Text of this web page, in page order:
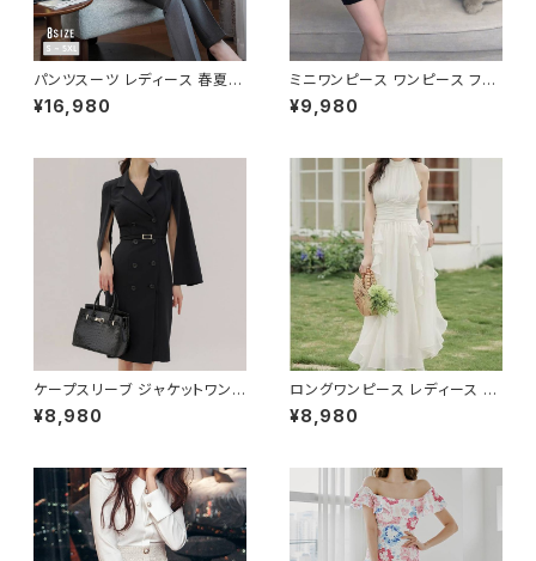
パンツスーツ レディース 春夏
秋冬 春 夏 秋 冬 黒 紺 スーツ
上下セット 2点セット ジャケット
ビジネススーツ ロング パンツス
ーツ ロングパンツ ペプラム ノー
カラースーツ ペプラムジャケット
レディーススーツ 大きいサイズ
オフィス OL オフィスカジュアル
ビジネス 結婚式 パーティー お
呼ばれ ブラック ネイビー グレ
ー S M L XL 2XL 3XL 4XL 5
XL 10代 20代 30代 40代 C-
WAW1079
¥16,980
ミニワンピース ワンピース フェ
ザーデザイン タイトワンピース
チューブトップ レディース 春夏
ワンピドレス OL エレガント フ
ォーマル ブラック ボルドー ホワ
イト 大きいサイズ きれいめ ドレ
スワンピース お呼ばれ 韓国 フ
ァッション オフィスカジュアル 韓
国風 キャバドレス ナイトドレス
ナイトワンピ カジュアル 10代 2
0代 30代 40代 C-OSS0127
¥9,980
ケープスリーブ ジャケットワンピ
ース ベルト付き ワンピース レデ
ィース 長袖 襟付き タイト スー
ート 二次会 結婚式 春 夏 秋 冬
お呼ばれ ブラック ベージュ お
しゃれ 高見え 20代 30代 40代
フォーマル 体型カバー 人気 トレ
ンド C-OSS0136
¥8,980
ロングワンピース レディース シ
フォン フリル ハイネック ノース
リーブ フレア Aライン エレガン
秋 冬 お呼ばれ デート 食事会
フォーマル リゾート パーティー
人気 大人可愛い ホワイト C-O
¥8,980